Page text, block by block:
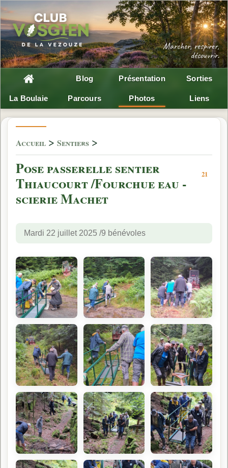
Blog Présentation Sorties
La Boulaie Parcours Photos Liens
Accueil > Sentiers >
Pose passerelle sentier
Thiaucourt /Fourchue eau -
scierie Machet
21
Mardi 22 juillet 2025 /9 bénévoles